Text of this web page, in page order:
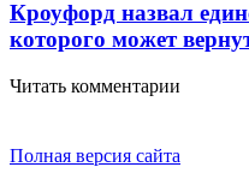
Кроуфорд назвал
которого может
Читать комментарии
Полная версия сайта